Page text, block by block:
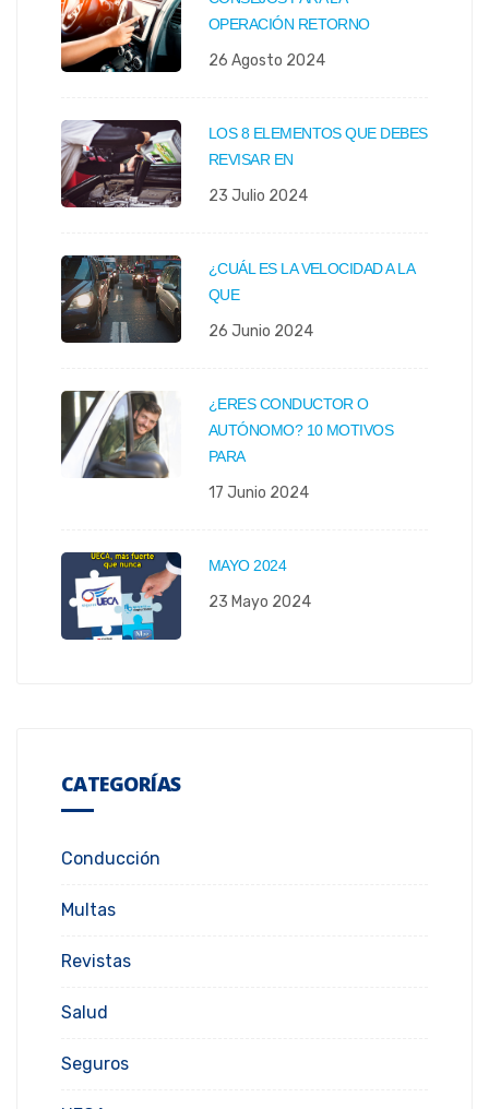
OPERACIÓN RETORNO
26 Agosto 2024
LOS 8 ELEMENTOS QUE DEBES
REVISAR EN
23 Julio 2024
¿CUÁL ES LA VELOCIDAD A LA
QUE
26 Junio 2024
¿ERES CONDUCTOR O
AUTÓNOMO? 10 MOTIVOS
PARA
17 Junio 2024
MAYO 2024
23 Mayo 2024
CATEGORÍAS
Conducción
Multas
Revistas
Salud
Seguros